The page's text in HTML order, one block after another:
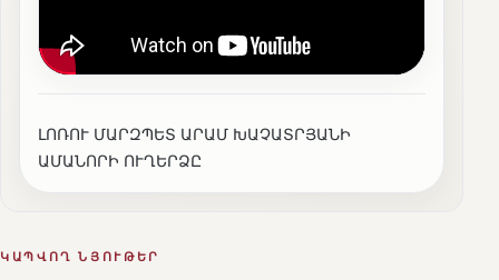
ԼՈՌՈՒ ՄԱՐԶՊԵՏ ԱՐԱՄ ԽԱՉԱՏՐՅԱՆԻ
ԱՄԱՆՈՐԻ ՈՒՂԵՐՁԸ
ԿԱՊՎՈՂ ՆՅՈՒԹԵՐ